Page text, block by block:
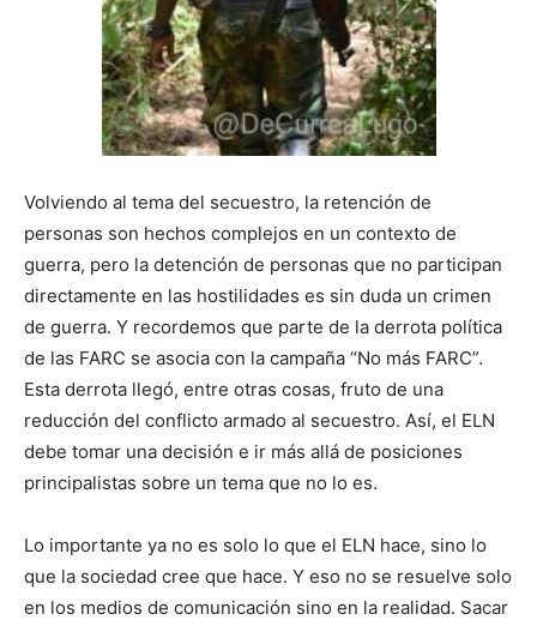
Volviendo al tema del secuestro, la retención de
personas son hechos complejos en un contexto de
guerra, pero la detención de personas que no participan
directamente en las hostilidades es sin duda un crimen
de guerra. Y recordemos que parte de la derrota política
de las FARC se asocia con la campaña “No más FARC”.
Esta derrota llegó, entre otras cosas, fruto de una
reducción del conflicto armado al secuestro. Así, el ELN
debe tomar una decisión e ir más allá de posiciones
principalistas sobre un tema que no lo es.
Lo importante ya no es solo lo que el ELN hace, sino lo
que la sociedad cree que hace. Y eso no se resuelve solo
en los medios de comunicación sino en la realidad. Sacar